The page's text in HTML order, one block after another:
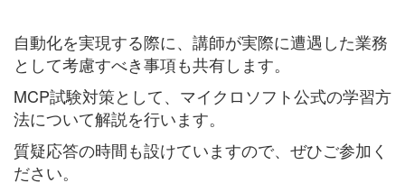
自動化を実現する際に、講師が実際に遭遇した業務
として考慮すべき事項も共有します。
MCP試験対策として、マイクロソフト公式の学習方
法について解説を行います。
質疑応答の時間も設けていますので、ぜひご参加く
ださい。